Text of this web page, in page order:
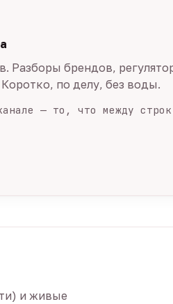
Разборы брендов,
по делу, без воды.
— то, что между
и живые